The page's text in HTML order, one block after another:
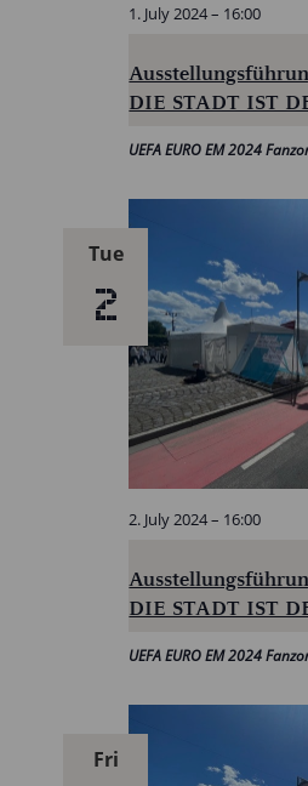
DIE STADT IST
1. July 2024 – 16:00
UEFA EURO EM 2024
Tue
2
DIE STADT IST
2. July 2024 – 16:00
UEFA EURO EM 2024
Fri